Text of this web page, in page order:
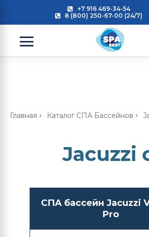
+7 916 469-34-54
8 (800) 250-67-00 (24/7)
Главная Каталог СПА Бассейнов
Jacuzzi
СПА бассейн Jacuzzi
Pro